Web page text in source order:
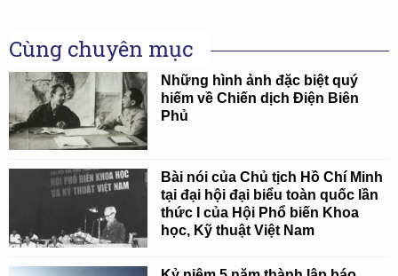
Cùng chuyên mục
Những hình ảnh đặc biệt quý
hiếm về Chiến dịch Điện Biên
Phủ
Bài nói của Chủ tịch Hồ Chí Minh
tại đại hội đại biểu toàn quốc lần
thức I của Hội Phổ biến Khoa
học, Kỹ thuật Việt Nam